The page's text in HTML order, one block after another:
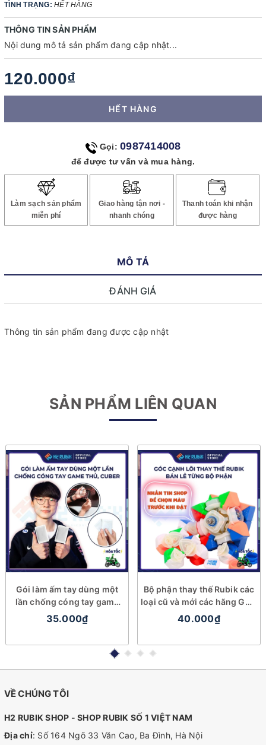
TÌNH TRẠNG: HẾT HÀNG
THÔNG TIN SẢN PHẨM
Nội dung mô tả sản phẩm đang cập nhật...
120.000₫
HẾT HÀNG
Gọi: 0987414008
để được tư vấn và mua hàng.
Làm sạch sản phẩm
miễn phí
Giao hàng tận nơi -
nhanh chóng
Thanh toán khi nhận
được hàng
MÔ TẢ
ĐÁNH GIÁ
Thông tin sản phẩm đang được cập nhật
SẢN PHẨM LIÊN QUAN
Gói làm ấm tay dùng một
lần chống cóng tay game
thủ cuber
35.000₫
Bộ phận thay thế Rubik các
loại cũ và mới các hãng GAN
MoYu QiYi DaYan
40.000₫
VỀ CHÚNG TÔI
H2 RUBIK SHOP - SHOP RUBIK SỐ 1 VIỆT NAM
Địa chỉ: Số 164 Ngõ 33 Văn Cao, Ba Đình, Hà Nội